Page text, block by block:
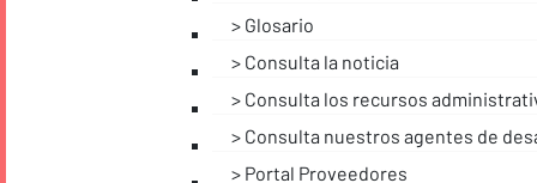
Glosario
Consulta la noticia
Consulta los recursos
Consulta nuestros agentes de
Portal Proveedores